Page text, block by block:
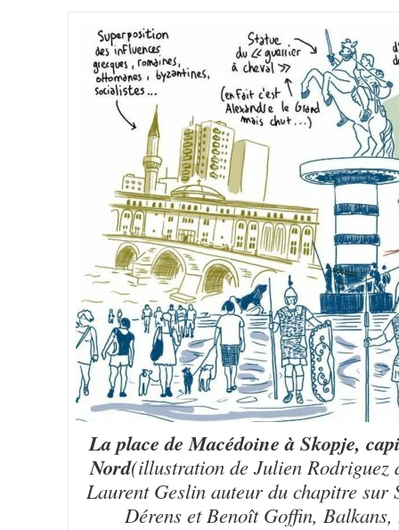
La place de Macédoine à Skopje,
Nord(illustration de Julien Rodriguez
Laurent Geslin auteur du chapitre
Dérens et Benoît Goffin,